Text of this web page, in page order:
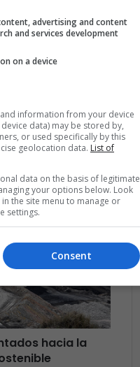
hacia la
advertising and content
and services development
on a device
information from your device
data) may be stored by,
or used specifically by this
geolocation data. List of
data on the basis of legitimate
your options below. Look
the site menu to manage or
settings.
Consent